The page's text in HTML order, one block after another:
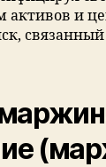
активов и